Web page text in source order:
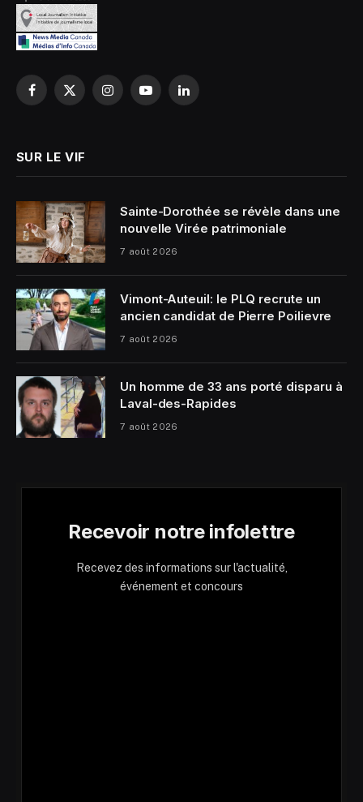
Facebook
X
InstagramYouTubeLinkedIn
SUR LE VIF
Sainte-Dorothée se révèle dans une
nouvelle Virée patrimoniale
7 août 2026
Vimont-Auteuil: le PLQ recrute un
ancien candidat de Pierre Poilievre
7 août 2026
Un homme de 33 ans porté disparu à
Laval-des-Rapides
7 août 2026
Recevoir notre infolettre
Recevez des informations sur l'actualité,
événement et concours